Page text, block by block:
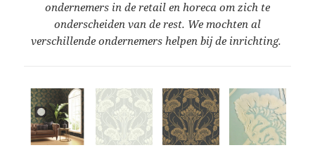
ondernemers in de retail en horeca om zich te
onderscheiden van de rest. We mochten al
verschillende ondernemers helpen bij de inrichting.